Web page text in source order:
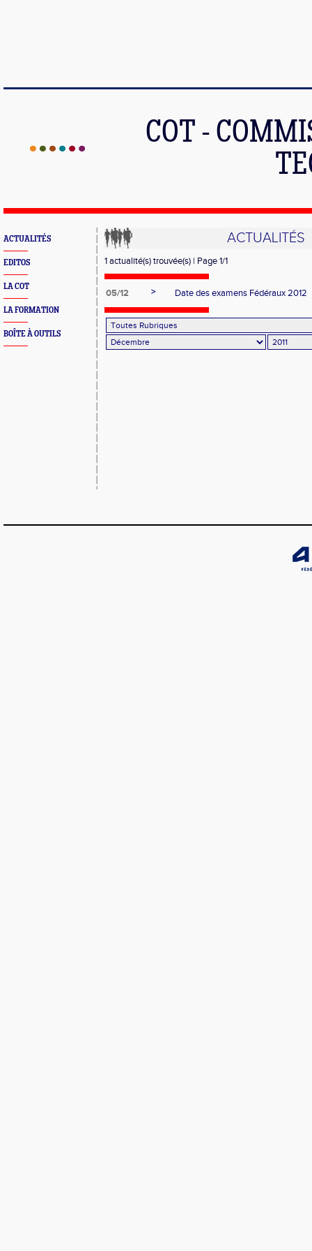
COT -
ACTUALITÉS
EDITOS
LA COT
LA FORMATION
BOÎTE À OUTILS
ACTUALITÉS
1 actualité(s) trouvée(s) | Page 1/1
05/12 > Date des examens Fédéraux 2012